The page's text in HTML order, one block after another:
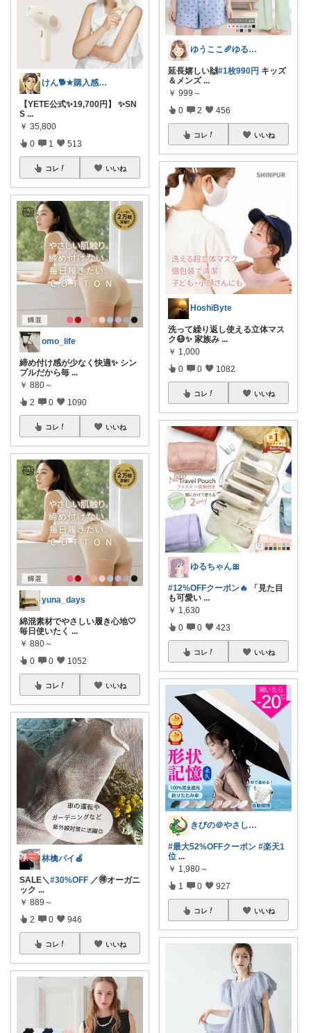
けん🐕★購入感謝です★（アイコン変更）
【YETE公式✨19,700円】 ✨SN
S ...
￥ 35,800
0 1 513
コレ いいね
omo_life
締め付け感が少なく快適✨ シン
プルだから毎 ...
￥ 880～
2 0 1090
コレ いいね
yuna_days
綿混素材でやさしい履き心地🤍
毎日使いたく ...
￥ 880～
0 0 1052
コレ いいね
林檎パイ🍎
SALE＼#30%OFF ／🉐オーガニ
ック ...
￥ 889～
2 0 946
コレ いいね
ゆうここ🥖ゆるっと楽しくお得な暮らしꕤ
延長嬉しい🙌#1枚990円 キッズ
＆メンズ ...
￥ 999～
0 2 456
コレ いいね
HoshiByte
洗って繰り返し使える立体マス
ク😷✨ 家族み ...
￥ 1,000
0 0 1082
コレ いいね
ゆるちゃん🎀
#12%OFFクーポン🔥 「見た目
も可愛い ...
￥ 1,630
0 0 423
コレ いいね
きびの＠やさしさで暮らしをデザイン
#最大52%OFFクーポン #楽天1
位 ...
￥ 1,980～
1 0 927
コレ いいね